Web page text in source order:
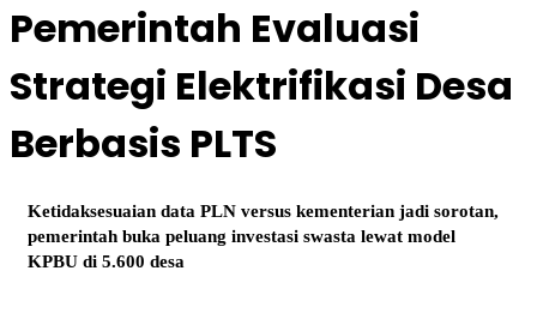
Pemerintah Evaluasi
Strategi Elektrifikasi Desa
Berbasis PLTS
Ketidaksesuaian data PLN versus kementerian jadi sorotan,
pemerintah buka peluang investasi swasta lewat model
KPBU di 5.600 desa